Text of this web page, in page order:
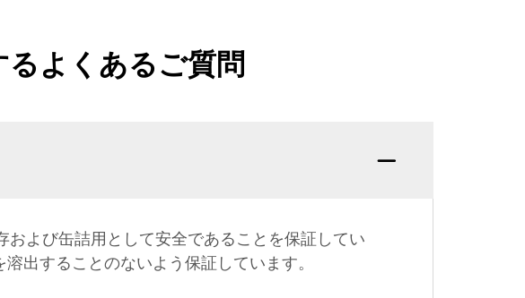
よくあるご質問
よび缶詰用として安全であることを保証してい
出することのないよう保証しています。